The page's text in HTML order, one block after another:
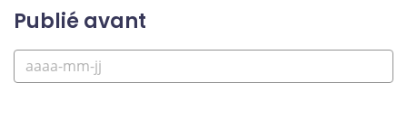
Publié avant